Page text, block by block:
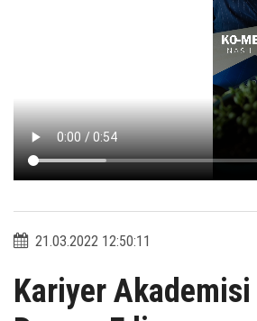
21.03.2022 12:50:11
Kariyer